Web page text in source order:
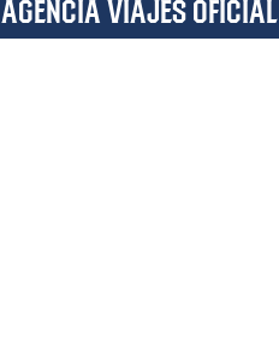
AGENCIA VIAJES OFICIAL